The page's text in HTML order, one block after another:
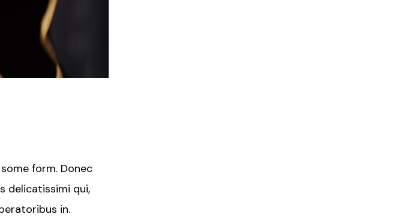
form. Donec
delicatissimi qui,
in.